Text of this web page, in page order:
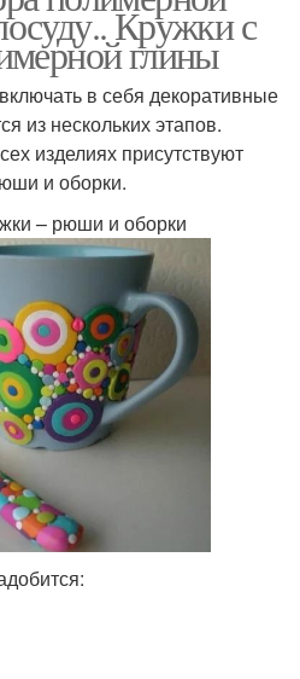
Кружки с
глины
в себя декоративные
из нескольких этапов.
изделиях присутствуют
и оборки.
– рюши и оборки